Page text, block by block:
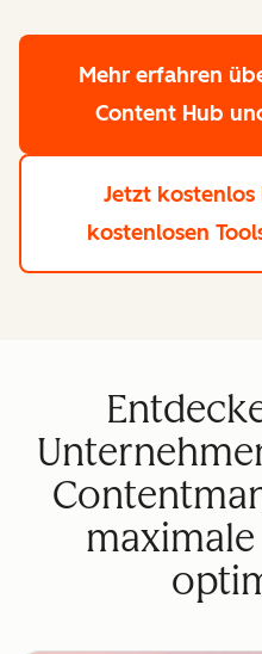
Mehr erfahren
Content Hub
Jetzt kostenlos
kostenlosen
maximale